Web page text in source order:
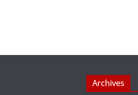
Archives